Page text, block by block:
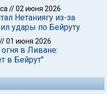
//02 июня 2026
Нетаниягу из-за
удары по Бейруту
//01 июня 2026
в Ливане:
в Бейрут"